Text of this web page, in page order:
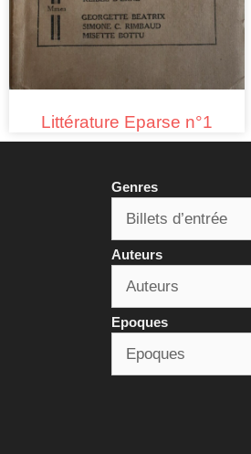
Littérature Eparse n°1
Genres
Auteurs
Epoques